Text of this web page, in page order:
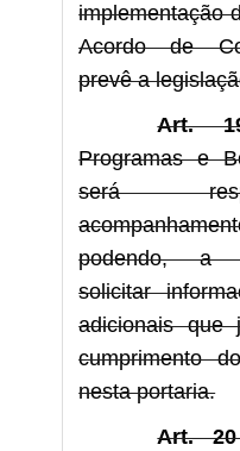
implementação
Acordo de
prevê a
Art.
Programas e
será
podendo, a
solicitar
adicionais que
cumprimento
nesta portaria.
Art. 20